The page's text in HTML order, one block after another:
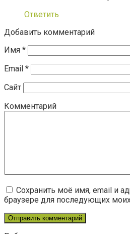
Ответить
Добавить комментарий
Имя *
Email *
Сайт
Комментарий
Сохранить моё имя, email и
браузере для последующих